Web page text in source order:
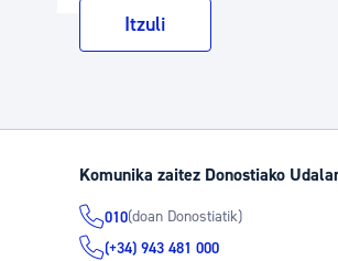
Itzuli
Komunika zaitez Donostiako
010(doan Donostiatik)
(+34) 943 481 000